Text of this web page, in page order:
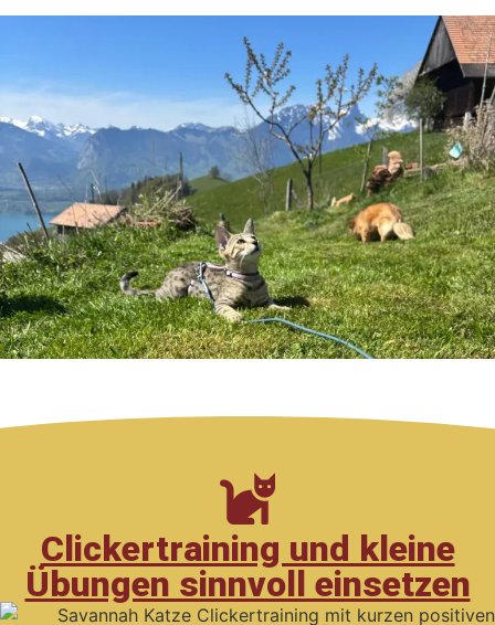
Clickertraining und kleine
Übungen sinnvoll einsetzen